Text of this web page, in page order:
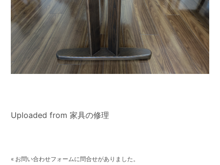
Uploaded from 家具の修理
« お問い合わせフォームに問合せがありました。